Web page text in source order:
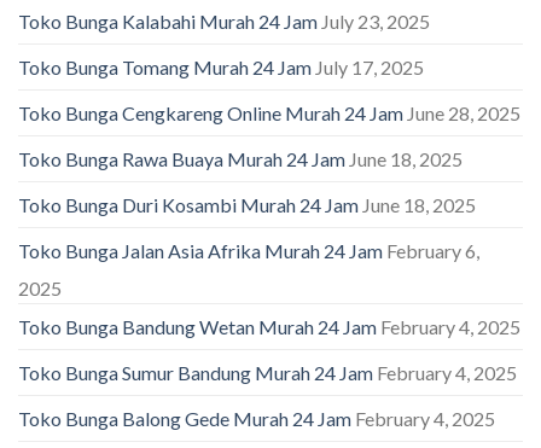
Toko Bunga Kalabahi Murah 24 Jam July 23, 2025
Toko Bunga Tomang Murah 24 Jam July 17, 2025
Toko Bunga Cengkareng Online Murah 24 Jam June 28, 2025
Toko Bunga Rawa Buaya Murah 24 Jam June 18, 2025
Toko Bunga Duri Kosambi Murah 24 Jam June 18, 2025
Toko Bunga Jalan Asia Afrika Murah 24 Jam February 6,
2025
Toko Bunga Bandung Wetan Murah 24 Jam February 4, 2025
Toko Bunga Sumur Bandung Murah 24 Jam February 4, 2025
Toko Bunga Balong Gede Murah 24 Jam February 4, 2025